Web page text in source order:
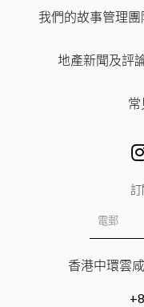
我們的故事管理團
地產新聞及評
常
訂
香港中環雲